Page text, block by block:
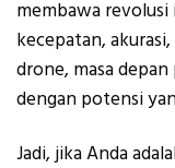
membawa
kecepatan,
drone, masa
dengan potensi
Jadi, jika Anda